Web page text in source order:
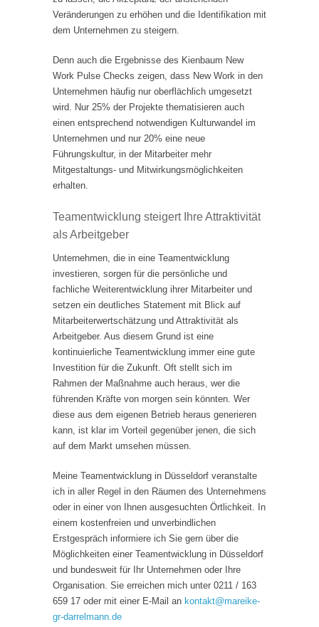
Veränderungen zu erhöhen und die Identifikation mit
dem Unternehmen zu steigern.
Denn auch die Ergebnisse des Kienbaum New
Work Pulse Checks zeigen, dass New Work in den
Unternehmen häufig nur oberflächlich umgesetzt
wird. Nur 25% der Projekte thematisieren auch
einen entsprechend notwendigen Kulturwandel im
Unternehmen und nur 20% eine neue
Führungskultur, in der Mitarbeiter mehr
Mitgestaltungs- und Mitwirkungsmöglichkeiten
erhalten.
Teamentwicklung steigert Ihre Attraktivität
als Arbeitgeber
Unternehmen, die in eine Teamentwicklung
investieren, sorgen für die persönliche und
fachliche Weiterentwicklung ihrer Mitarbeiter und
setzen ein deutliches Statement mit Blick auf
Mitarbeiterwertschätzung und Attraktivität als
Arbeitgeber. Aus diesem Grund ist eine
kontinuierliche Teamentwicklung immer eine gute
Investition für die Zukunft. Oft stellt sich im
Rahmen der Maßnahme auch heraus, wer die
führenden Kräfte von morgen sein könnten. Wer
diese aus dem eigenen Betrieb heraus generieren
kann, ist klar im Vorteil gegenüber jenen, die sich
auf dem Markt umsehen müssen.
Meine Teamentwicklung in Düsseldorf veranstalte
ich in aller Regel in den Räumen des Unternehmens
oder in einer von Ihnen ausgesuchten Örtlichkeit. In
einem kostenfreien und unverbindlichen
Erstgespräch informiere ich Sie gern über die
Möglichkeiten einer Teamentwicklung in Düsseldorf
und bundesweit für Ihr Unternehmen oder Ihre
Organisation. Sie erreichen mich unter 0211 / 163
659 17 oder mit einer E-Mail an kontakt@mareike-
gr-darrelmann.de